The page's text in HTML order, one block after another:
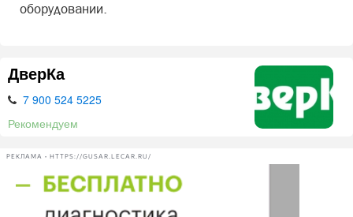
оборудовании.
ДверКа
7 900 524 5225
Рекомендуем
РЕКЛАМА • HTTPS://GUSAR.LECAR.RU/